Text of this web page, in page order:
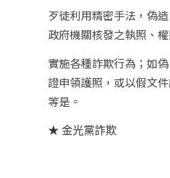
歹徒利用精密手法，偽
政府機關核發之執照、
實施各種詐欺行為；如
證申領護照，或以假文
等是。
★ 金光黨詐欺